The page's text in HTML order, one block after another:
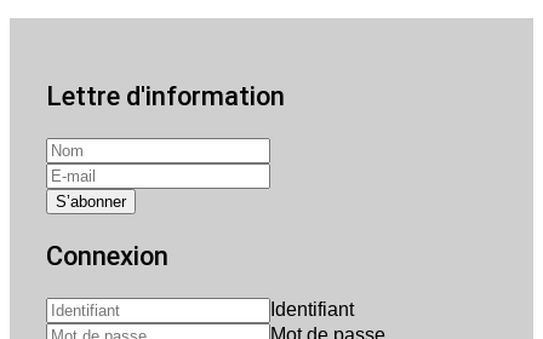
Lettre d'information
Connexion
Identifiant